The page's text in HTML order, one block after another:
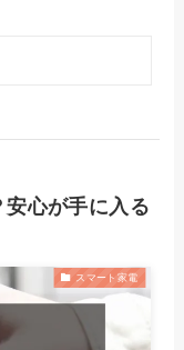
心が手に入る
スマート家電